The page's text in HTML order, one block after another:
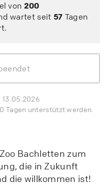
Bachletten zum
die in Zukunft
die willkommen ist!
von 200
wartet seit 57 Tagen
Tagen unterstützt werden.